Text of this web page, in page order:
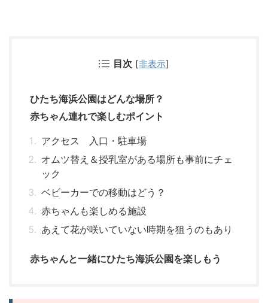
目次 [非表示]
ひたち海浜公園はどんな場所？
赤ちゃん連れで楽しむポイント
アクセス 入口・駐車場
オムツ替え＆授乳室がある場所も事前にチェ
ック
ベビーカーでの移動はどう？
赤ちゃんも楽しめる施設
あえて花が咲いていない時期を狙うのもあり
赤ちゃんと一緒にひたち海浜公園を楽しもう